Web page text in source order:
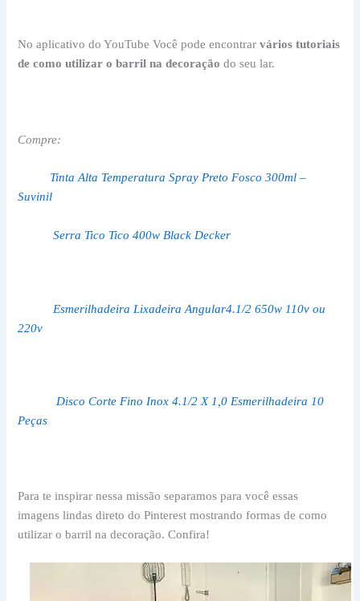
No aplicativo do YouTube Você pode encontrarvários tutoriais
de como utilizar o barril na decoração do seu lar.
Compre:
Tinta Alta Temperatura Spray Preto Fosco 300ml –
Suvinil
Serra Tico Tico 400w Black Decker
Esmerilhadeira Lixadeira Angular4.1/2 650w 110v ou
220v
Disco Corte Fino Inox 4.1/2 X 1,0 Esmerilhadeira 10
Peças
Para te inspirar nessa missão separamos para você essas
imagens lindas direto do Pinterest mostrando formas de como
utilizar o barril na decoração. Confira!